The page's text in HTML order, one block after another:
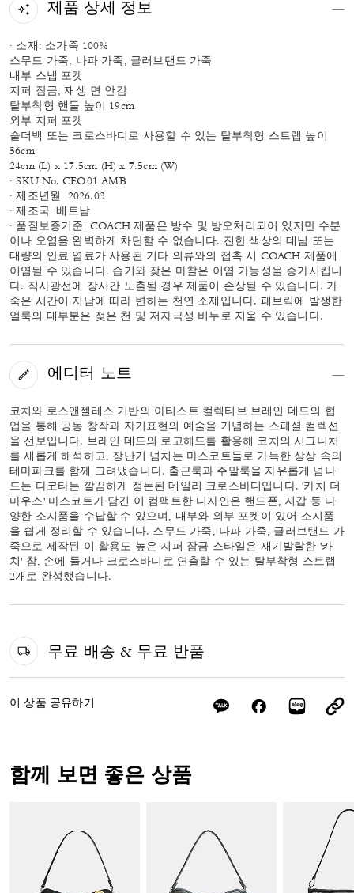
제품 상세 정보
· 소재: 소가죽 100%
스무드 가죽, 나파 가죽, 글러브탠드 가죽
내부 스냅 포켓
지퍼 잠금, 재생 면 안감
탈부착형 핸들 높이 19cm
외부 지퍼 포켓
숄더백 또는 크로스바디로 사용할 수 있는 탈부착형 스트랩 높이
56cm
24cm (L) x 17.5cm (H) x 7.5cm (W)
· SKU No. CEO01 AMB
· 제조년월: 2026.03
· 제조국: 베트남
· 품질보증기준: COACH 제품은 방수 및 방오처리되어 있지만 수분
이나 오염을 완벽하게 차단할 수 없습니다. 진한 색상의 데님 또는
대량의 안료 염료가 사용된 기타 의류와의 접촉 시 COACH 제품에
이염될 수 있습니다. 습기와 잦은 마찰은 이염 가능성을 증가시킵니
다. 직사광선에 장시간 노출될 경우 제품이 손상될 수 있습니다. 가
죽은 시간이 지남에 따라 변하는 천연 소재입니다. 패브릭에 발생한
얼룩의 대부분은 젖은 천 및 저자극성 비누로 지울 수 있습니다.
에디터 노트
코치와 로스앤젤레스 기반의 아티스트 컬렉티브 브레인 데드의 협
업을 통해 공동 창작과 자기표현의 예술을 기념하는 스페셜 컬렉션
을 선보입니다. 브레인 데드의 로고헤드를 활용해 코치의 시그니처
를 새롭게 해석하고, 장난기 넘치는 마스코트들로 가득한 상상 속의
테마파크를 함께 그려냈습니다. 출근룩과 주말룩을 자유롭게 넘나
드는 다코타는 깔끔하게 정돈된 데일리 크로스바디입니다. '카치 더
마우스' 마스코트가 담긴 이 컴팩트한 디자인은 핸드폰, 지갑 등 다
양한 소지품을 수납할 수 있으며, 내부와 외부 포켓이 있어 소지품
을 쉽게 정리할 수 있습니다. 스무드 가죽, 나파 가죽, 글러브탠드 가
죽으로 제작된 이 활용도 높은 지퍼 잠금 스타일은 재기발랄한 '카
치' 참, 손에 들거나 크로스바디로 연출할 수 있는 탈부착형 스트랩
2개로 완성했습니다.
무료 배송 & 무료 반품
이 상품 공유하기
함께 보면 좋은 상품